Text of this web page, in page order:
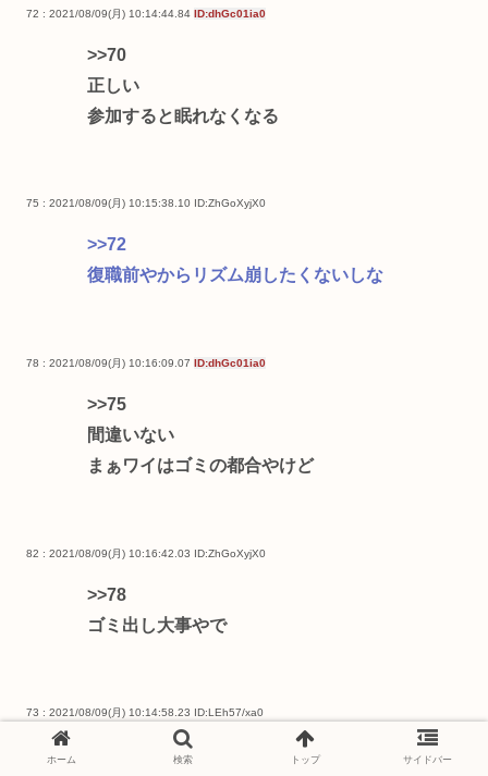
72 : 2021/08/09(月) 10:14:44.84 ID:dhGc01ia0
>>70
正しい
参加すると眠れなくなる
75 : 2021/08/09(月) 10:15:38.10 ID:ZhGoXyjX0
>>72
復職前やからリズム崩したくないしな
78 : 2021/08/09(月) 10:16:09.07 ID:dhGc01ia0
>>75
間違いない
まぁワイはゴミの都合やけど
82 : 2021/08/09(月) 10:16:42.03 ID:ZhGoXyjX0
>>78
ゴミ出し大事やで
73 : 2021/08/09(月) 10:14:58.23 ID:LEh57/xa0
台風がやばいんやが
ホーム 検索 トップ サイドバー